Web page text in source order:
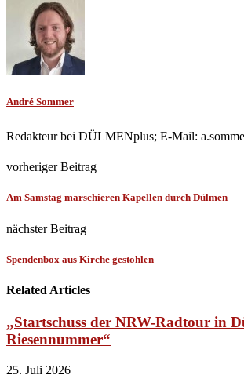
André Sommer
Redakteur bei DÜLMENplus; E-Mail:
vorheriger Beitrag
Am Samstag marschieren Kapellen durch Dülmen
nächster Beitrag
Spendenbox aus Kirche gestohlen
Related Articles
„Startschuss der NRW-Radtour in
Riesennummer“
25. Juli 2026